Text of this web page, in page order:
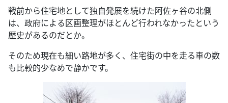
戦前から住宅地として独自発展を続けた阿佐ヶ谷の北側
は、政府による区画整理がほとんど行われなかったという
歴史があるのだとか。
そのため現在も細い路地が多く、住宅街の中を走る車の数
も比較的少なめで静かです。